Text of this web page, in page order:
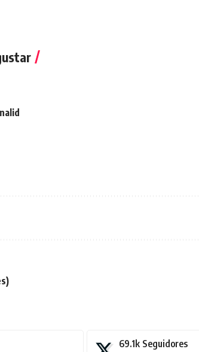
69.1k Seguidores